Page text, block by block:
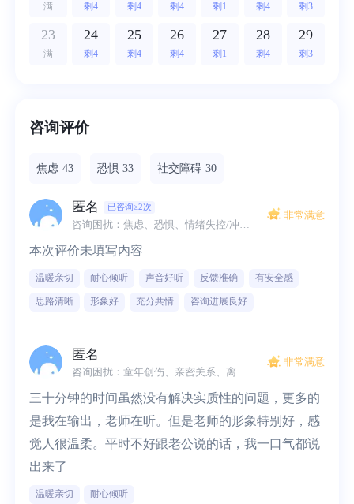
满 剩4 剩4 剩4 剩1 剩4 剩3
23
满
24
剩4
25
剩4
26
剩4
27
剩1
28
剩4
29
剩3
咨询评价
焦虑 43 恐惧 33 社交障碍 30
匿名 已咨询≥2次
咨询困扰：焦虑、恐惧、情绪失控/冲动、被害妄想、社交障碍、异性朋友、性取向
非常满意
本次评价未填写内容
温暖亲切 耐心倾听 声音好听 反馈准确 有安全感
思路清晰 形象好 充分共情 咨询进展良好
匿名 非常满意
三十分钟的时间虽然没有解决实质性的问题，更多的
是我在输出，老师在听。但是老师的形象特别好，感
觉人很温柔。平时不好跟老公说的话，我一口气都说
出来了
温暖亲切 耐心倾听